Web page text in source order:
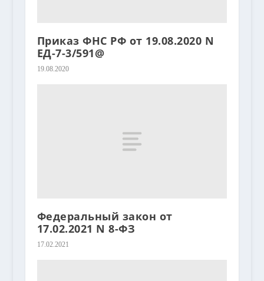
Приказ ФНС РФ от 19.08.2020 N
ЕД-7-3/591@
19.08.2020
Федеральный закон от
17.02.2021 N 8-ФЗ
17.02.2021